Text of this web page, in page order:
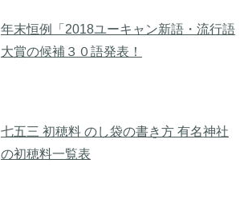
年末恒例「2018ユーキャン新語・流行語
大賞の候補３０語発表！
七五三 初穂料 のし袋の書き方 有名神社
の初穂料一覧表